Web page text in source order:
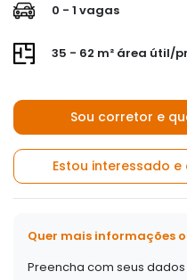
0 - 1 vagas
35 - 62 m² área útil/
Sou corretor e
Estou interessado
Quer mais informações
Preencha com seus